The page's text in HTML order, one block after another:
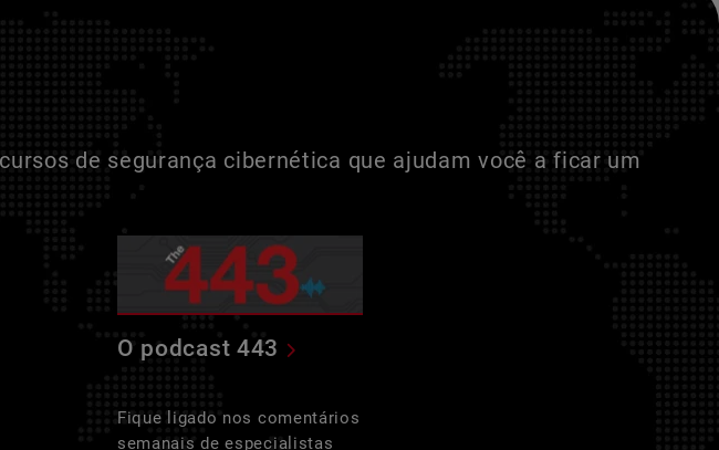
de segurança cibernética que ajudam você a ficar um
O podcast 443
Fique ligado nos comentários
semanais de especialistas